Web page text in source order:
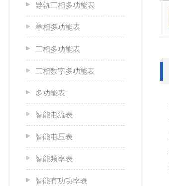
导轨三相多功能表
单相多功能表
三相多功能表
三相数字多功能表
多功能表
智能电流表
智能电压表
智能频率表
智能有功功率表